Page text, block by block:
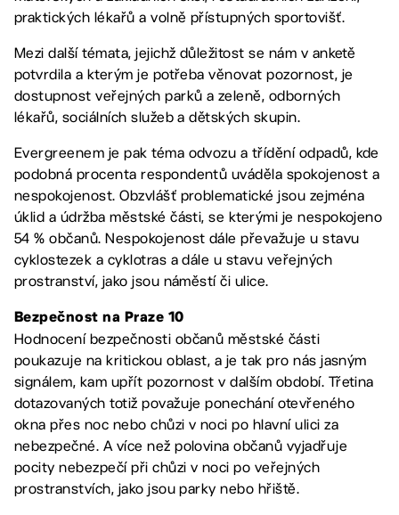
praktických lékařů a volně přístupných sportovišť.
Mezi další témata, jejichž důležitost se nám v anketě
potvrdila a kterým je potřeba věnovat pozornost, je
dostupnost veřejných parků a zeleně, odborných
lékařů, sociálních služeb a dětských skupin.
Evergreenem je pak téma odvozu a třídění odpadů, kde
podobná procenta respondentů uváděla spokojenost a
nespokojenost. Obzvlášť problematické jsou zejména
úklid a údržba městské části, se kterými je nespokojeno
54 % občanů. Nespokojenost dále převažuje u stavu
cyklostezek a cyklotras a dále u stavu veřejných
prostranství, jako jsou náměstí či ulice.
Bezpečnost na Praze 10
Hodnocení bezpečnosti občanů městské části
poukazuje na kritickou oblast, a je tak pro nás jasným
signálem, kam upřít pozornost v dalším období. Třetina
dotazovaných totiž považuje ponechání otevřeného
okna přes noc nebo chůzi v noci po hlavní ulici za
nebezpečné. A více než polovina občanů vyjadřuje
pocity nebezpečí při chůzi v noci po veřejných
prostranstvích, jako jsou parky nebo hřiště.